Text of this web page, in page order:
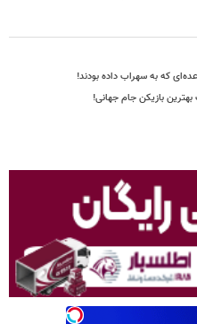
که به سهراب داده بودند!
بهترین بازیکن جام جهانی!